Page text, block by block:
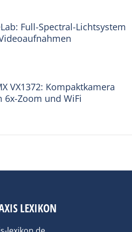
Full-Spectral-Lichtsystem
VX1372: Kompaktkamera
Zoom und WiFi
LEXIKON